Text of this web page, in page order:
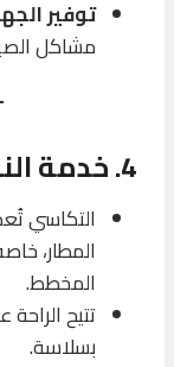
توفير
مشاكل
4. خدمة
التكاسي
المطار،
المخطط.
تتيح
بسلاسة.